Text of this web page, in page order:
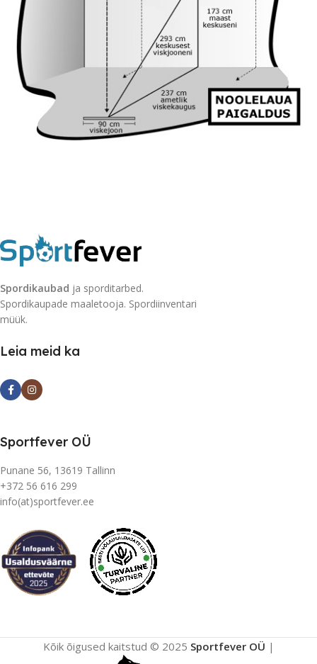
Spordikaubad ja sporditarbed.
Spordikaupade maaletooja. Spordiinventari
müük.
Leia meid ka
Sportfever OÜ
Punane 56, 13619 Tallinn
+372 56 616 299
info(at)sportfever.ee
Kõik õigused kaitstud © 2025 Sportfever OÜ |